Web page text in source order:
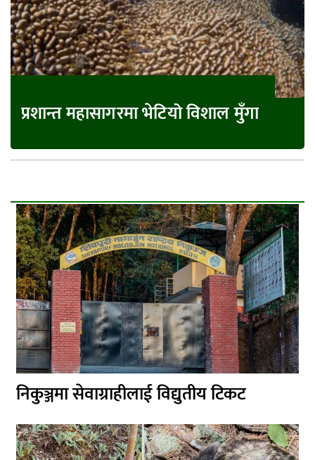
प्रशान्त महासागरमा भेटियो विशाल मुँगा
निकुञ्जमा सेवाग्राहीलाई विद्युतीय टिकट